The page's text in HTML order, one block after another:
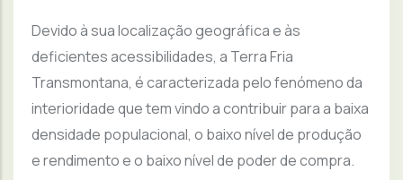
Devido à sua localização geográfica e às
deficientes acessibilidades, a Terra Fria
Transmontana, é caracterizada pelo fenómeno da
interioridade que tem vindo a contribuir para a baixa
densidade populacional, o baixo nível de produção
e rendimento e o baixo nível de poder de compra.